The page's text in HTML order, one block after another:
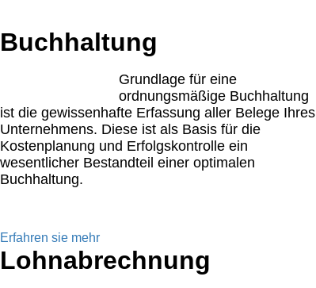
Buchhaltung
Grundlage für eine
ordnungsmäßige Buchhaltung
ist die gewissenhafte Erfassung aller Belege Ihres
Unternehmens. Diese ist als Basis für die
Kostenplanung und Erfolgskontrolle ein
wesentlicher Bestandteil einer optimalen
Buchhaltung.
Erfahren sie mehr
Lohnabrechnung